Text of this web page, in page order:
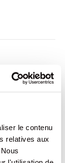
le contenu
relatives aux
belle
céréales et
un